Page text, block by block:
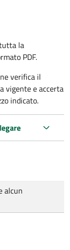
la
PDF.
verifica il
vigente e accerta
indicato.
alcun